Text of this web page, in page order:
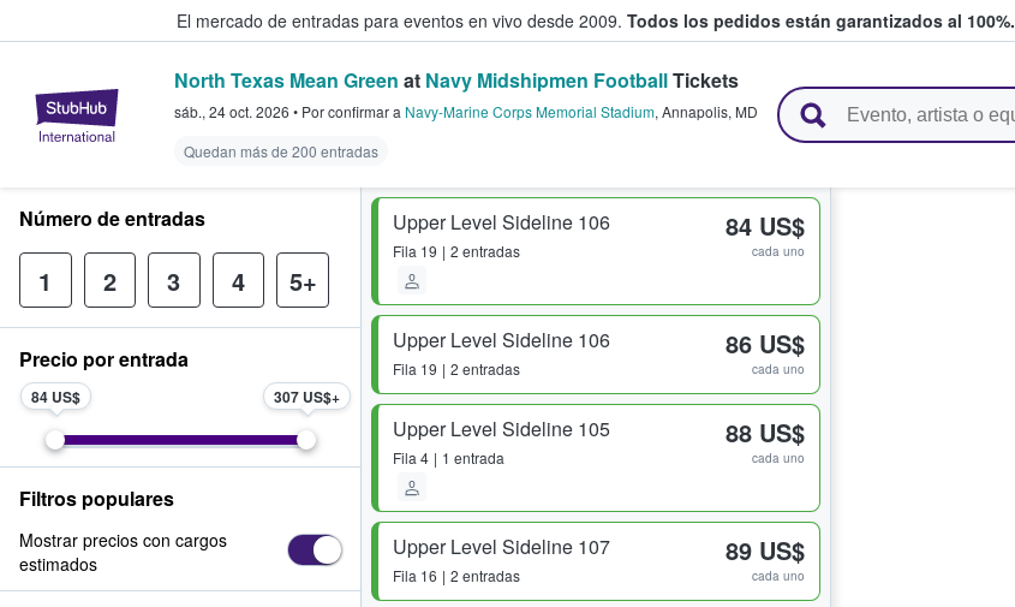
El mercado de entradas para eventos en vivo desde 2009. Todos los pedidos están garantizados al 100%.
StubHub: compra y venta de entradas entre fans
North Texas Mean Green at Navy Midshipmen FootballTickets
sáb., 24 oct. 2026 • Por confirmara Navy-Marine Corps Memorial Stadium, Annapolis, MD
Quedan más de 200 entradas
Upper Level Sideline 106
Fila 19 2 entradas
84 US$
cada uno
Upper Level Sideline 106
Fila 19 2 entradas
86 US$
cada uno
Upper Level Sideline 105
Fila 4 1 entrada
88 US$
cada uno
Upper Level Sideline 107
Fila 16 2 entradas
89 US$
cada uno
Número de entradas
1 2 3 4 5+
Precio por entrada
84 US$ 307 US$
Filtros populares
Mostrar precios con cargos
estimados